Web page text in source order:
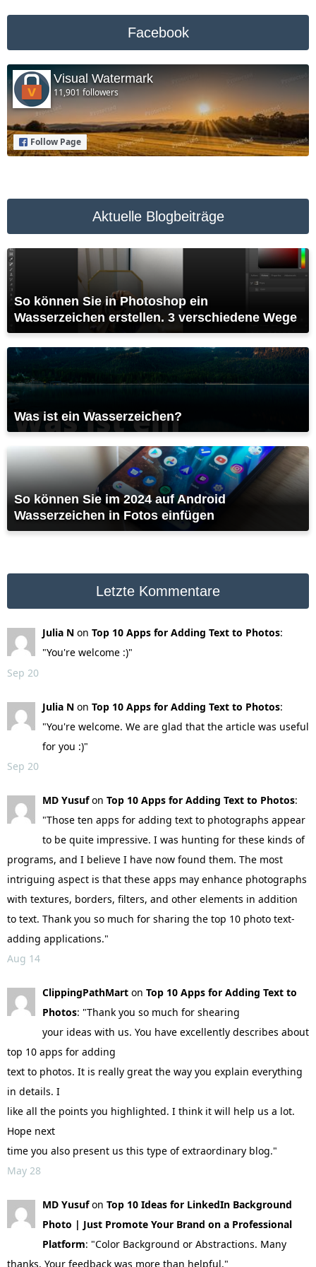
Facebook
Visual Watermark
11,901 followers
Follow Page
Aktuelle Blogbeiträge
So können Sie in Photoshop ein
Wasserzeichen erstellen. 3 verschiedene Wege
Was ist ein Wasserzeichen?
So können Sie im 2024 auf Android
Wasserzeichen in Fotos einfügen
Letzte Kommentare
Julia N on Top 10 Apps for Adding Text to Photos:
"You're welcome :)"
Sep 20
Julia N on Top 10 Apps for Adding Text to Photos:
"You're welcome. We are glad that the article was useful
for you :)"
Sep 20
MD Yusufon Top 10 Apps for Adding Text to Photos:
"Those ten apps for adding text to photographs appear
to be quite impressive. I was hunting for these kinds of
programs, and I believe I have now found them. The most
intriguing aspect is that these apps may enhance photographs
with textures, borders, filters, and other elements in addition
to text. Thank you so much for sharing the top 10 photo text-
adding applications."
Aug 14
ClippingPathMart on Top 10 Apps for Adding Text to
Photos: "Thank you so much for shearing
your ideas with us. You have excellently describes about
top 10 apps for adding
text to photos. It is really great the way you explain everything
in details. I
like all the points you highlighted. I think it will help us a lot.
Hope next
time you also present us this type of extraordinary blog."
May 28
MD Yusufon Top 10 Ideas for LinkedIn Background
Photo | Just Promote Your Brand on a Professional
Platform: "Color Background or Abstractions. Many
thanks. Your feedback was more than helpful."